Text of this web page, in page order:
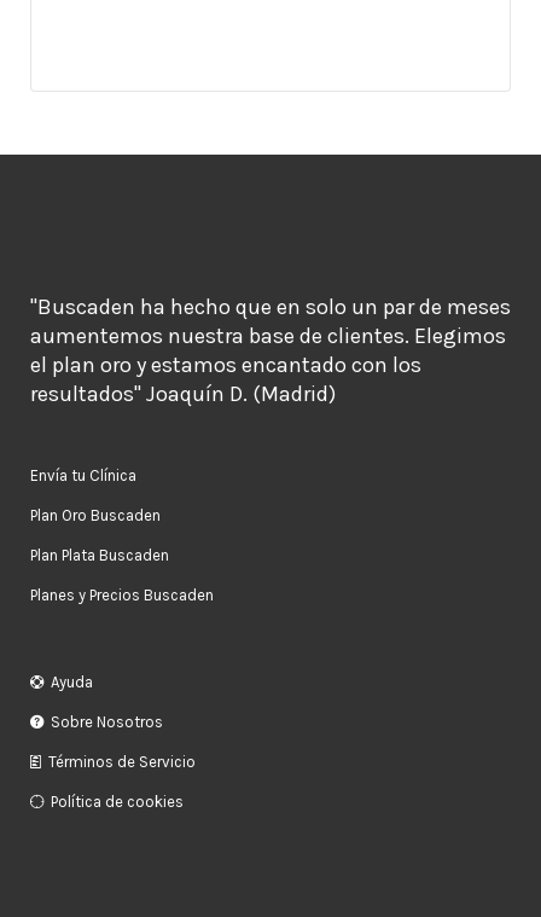
"Buscaden ha hecho que en solo un par de meses
aumentemos nuestra base de clientes. Elegimos
el plan oro y estamos encantado con los
resultados" Joaquín D. (Madrid)
Envía tu Clínica
Plan Oro Buscaden
Plan Plata Buscaden
Planes y Precios Buscaden
Ayuda
Sobre Nosotros
Términos de Servicio
Política de cookies